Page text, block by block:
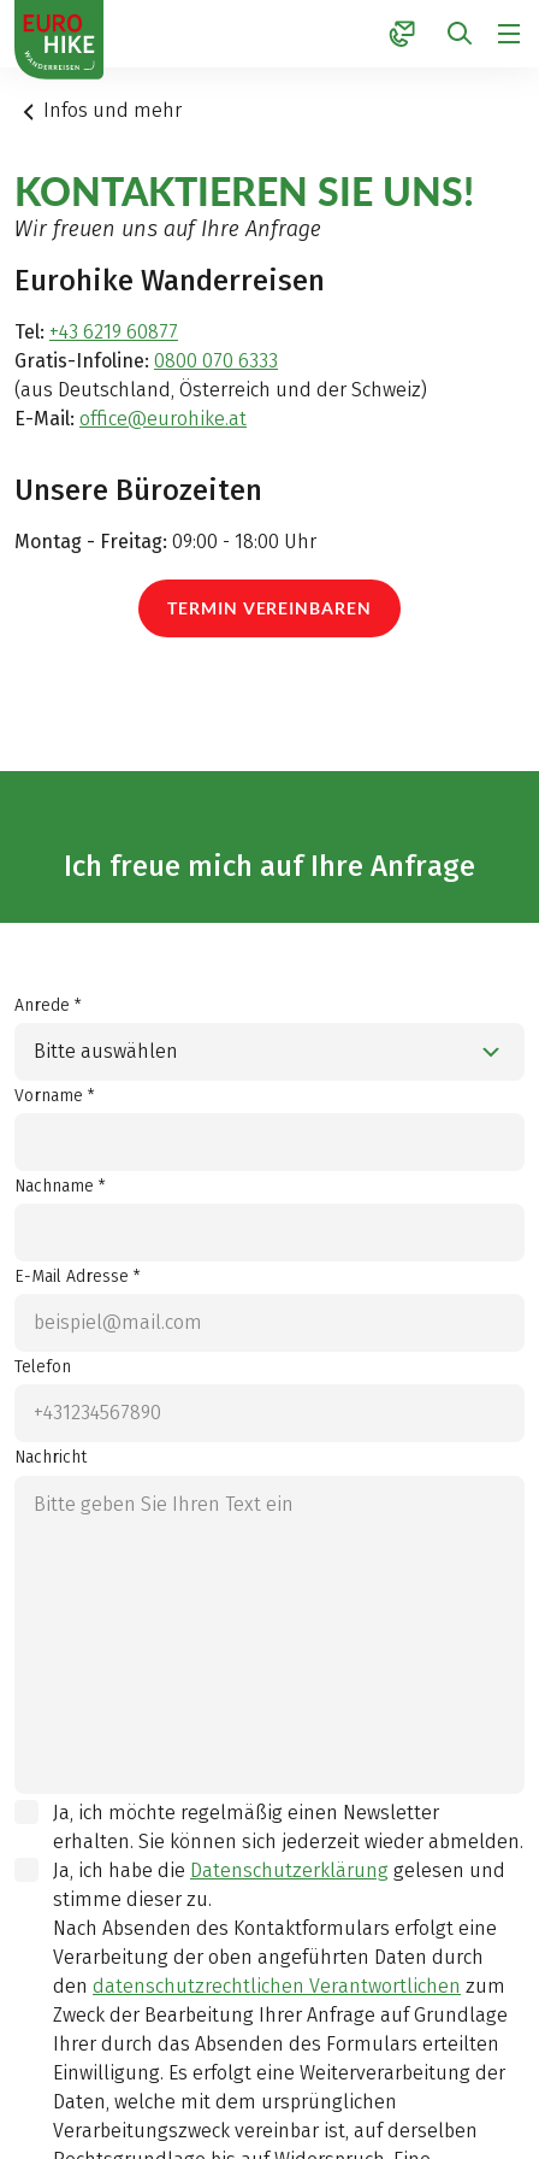
1
Infos und mehr
KONTAKTIEREN SIE UNS!
Wir freuen uns auf Ihre Anfrage
Eurohike Wanderreisen
Tel: +43 6219 60877
Gratis-Infoline: 0800 070 6333
(aus Deutschland, Österreich und der Schweiz)
E-Mail: office@eurohike.at
Unsere Bürozeiten
Montag - Freitag: 09:00 - 18:00 Uhr
TERMIN VEREINBAREN
Ich freue mich auf Ihre Anfrage
Anrede *
Bitte auswählen
Vorname *
Nachname *
E-Mail Adresse *
Telefon
Nachricht
Ja, ich möchte regelmäßig einen Newsletter
erhalten. Sie können sich jederzeit wieder abmelden.
Ja, ich habe die Datenschutzerklärung gelesen und
stimme dieser zu.
Nach Absenden des Kontaktformulars erfolgt eine
Verarbeitung der oben angeführten Daten durch
den datenschutzrechtlichen Verantwortlichen zum
Zweck der Bearbeitung Ihrer Anfrage auf Grundlage
Ihrer durch das Absenden des Formulars erteilten
Einwilligung. Es erfolgt eine Weiterverarbeitung der
Daten, welche mit dem ursprünglichen
Verarbeitungszweck vereinbar ist, auf derselben